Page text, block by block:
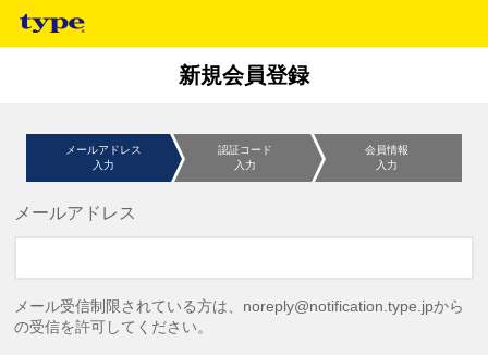
新規会員登録
メールアドレス
入力
認証コード
入力
会員情報
入力
メールアドレス
メール受信制限されている方は、noreply@notification.type.jpから
の受信を許可してください。